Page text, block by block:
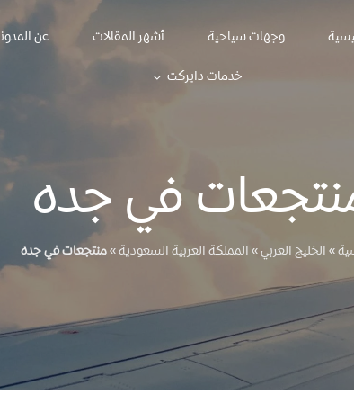
وجهات سياحية أشهر المقالات
عن
خدمات دايركت
في جده
»الخليج العربي»المملكة العربية السعودية»منتجعات في جده